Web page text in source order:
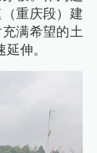
重庆段）建
满希望的土
伸。